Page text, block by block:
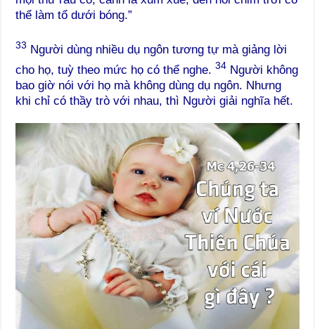
thể làm tổ dưới bóng.”
33 Người dùng nhiều dụ ngôn tương tự mà giảng lời
cho họ, tuỳ theo mức họ có thể nghe.34 Người không
bao giờ nói với họ mà không dùng dụ ngôn. Nhưng
khi chỉ có thầy trò với nhau, thì Người giải nghĩa hết.